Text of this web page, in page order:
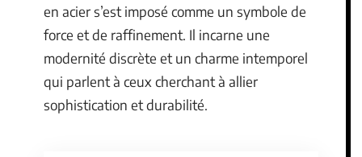
en acier s’est imposé comme un symbole de
force et de raffinement. Il incarne une
modernité discrète et un charme intemporel
qui parlent à ceux cherchant à allier
sophistication et durabilité.